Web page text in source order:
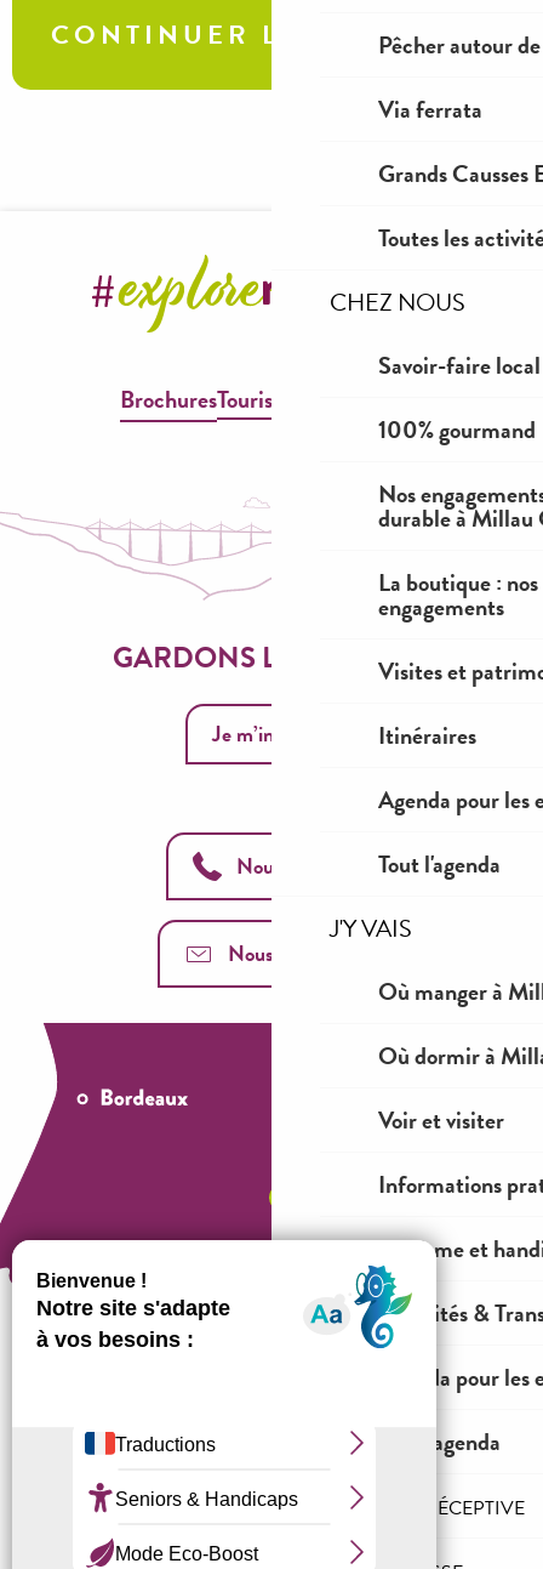
L'AGENCE RÉCEPTIVE
Pêcher autour
Via ferrata
Grands Causses
Toutes les
CHEZ NOUS
Savoir-faire local
100% gourmand
Nos
durable à Millau
La boutique :
engagements
Visites et
Itinéraires
Agenda pour les
Tout l'agenda
J'Y VAIS
Où manger à
Où dormir à
Voir et visiter
Informations
Tourisme et
Mobilités &
Agenda pour
Tout l'agenda
CONTINUER LA VISITE
BrochuresTourisme & Handicap
GARDONS LE CONTACT
Je m’inscris
Nous appeler
Nous contacter
Mentions légalesConditions générales de ventes
Espace OT